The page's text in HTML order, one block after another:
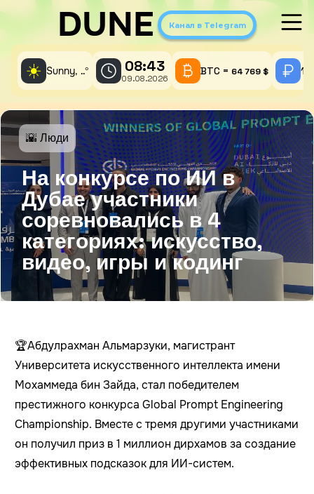
DUNE Канал в Telegram
☀️ Sunny, ..° 08:43
09.08.2026
BTC = 64 769 $ 1
На конкурсе по ИИ в
Дубае участники
соревновались в 4
категориях: искусство,
видео, игры и кодинг
🌇 Люди
🏆Абдулрахман Альмарзуки, магистрант
Университета искусственного интеллекта имени
Мохаммеда бин Зайда, стал победителем
престижного конкурса Global Prompt Engineering
Championship. Вместе с тремя другими участниками
он получил приз в 1 миллион дирхамов за создание
эффективных подсказок для ИИ-систем.